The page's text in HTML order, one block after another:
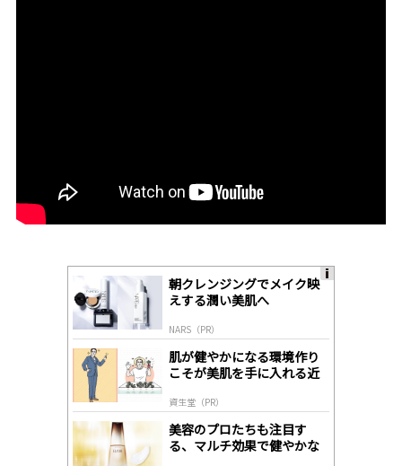
朝クレンジングでメイク映
えする潤い美肌へ
NARS（PR）
肌が健やかになる環境作り
こそが美肌を手に入れる近
資生堂（PR）
美容のプロたちも注目す
る、マルチ効果で健やかな